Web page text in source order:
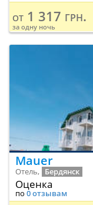
от 1 317 грн.
за одну ночь
Mauer
Отель, Бердянск
Оценка
по 0 отзывам